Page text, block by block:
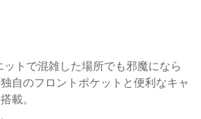
ットで混雑した場所でも邪魔になら
自のフロントポケットと便利なキャ
載。